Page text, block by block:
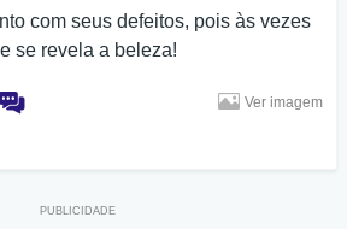
com seus defeitos, pois às vezes
se revela a beleza!
Ver imagem